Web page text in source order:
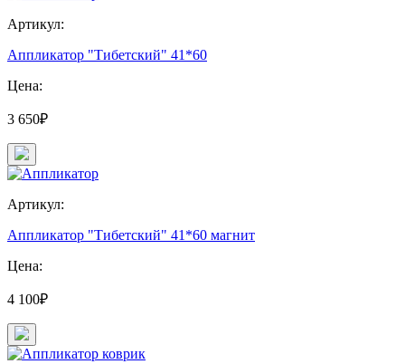
Артикул:
Аппликатор "Тибетский" 41*60
Цена:
3 650₽
Артикул:
Аппликатор "Тибетский" 41*60 магнит
Цена:
4 100₽